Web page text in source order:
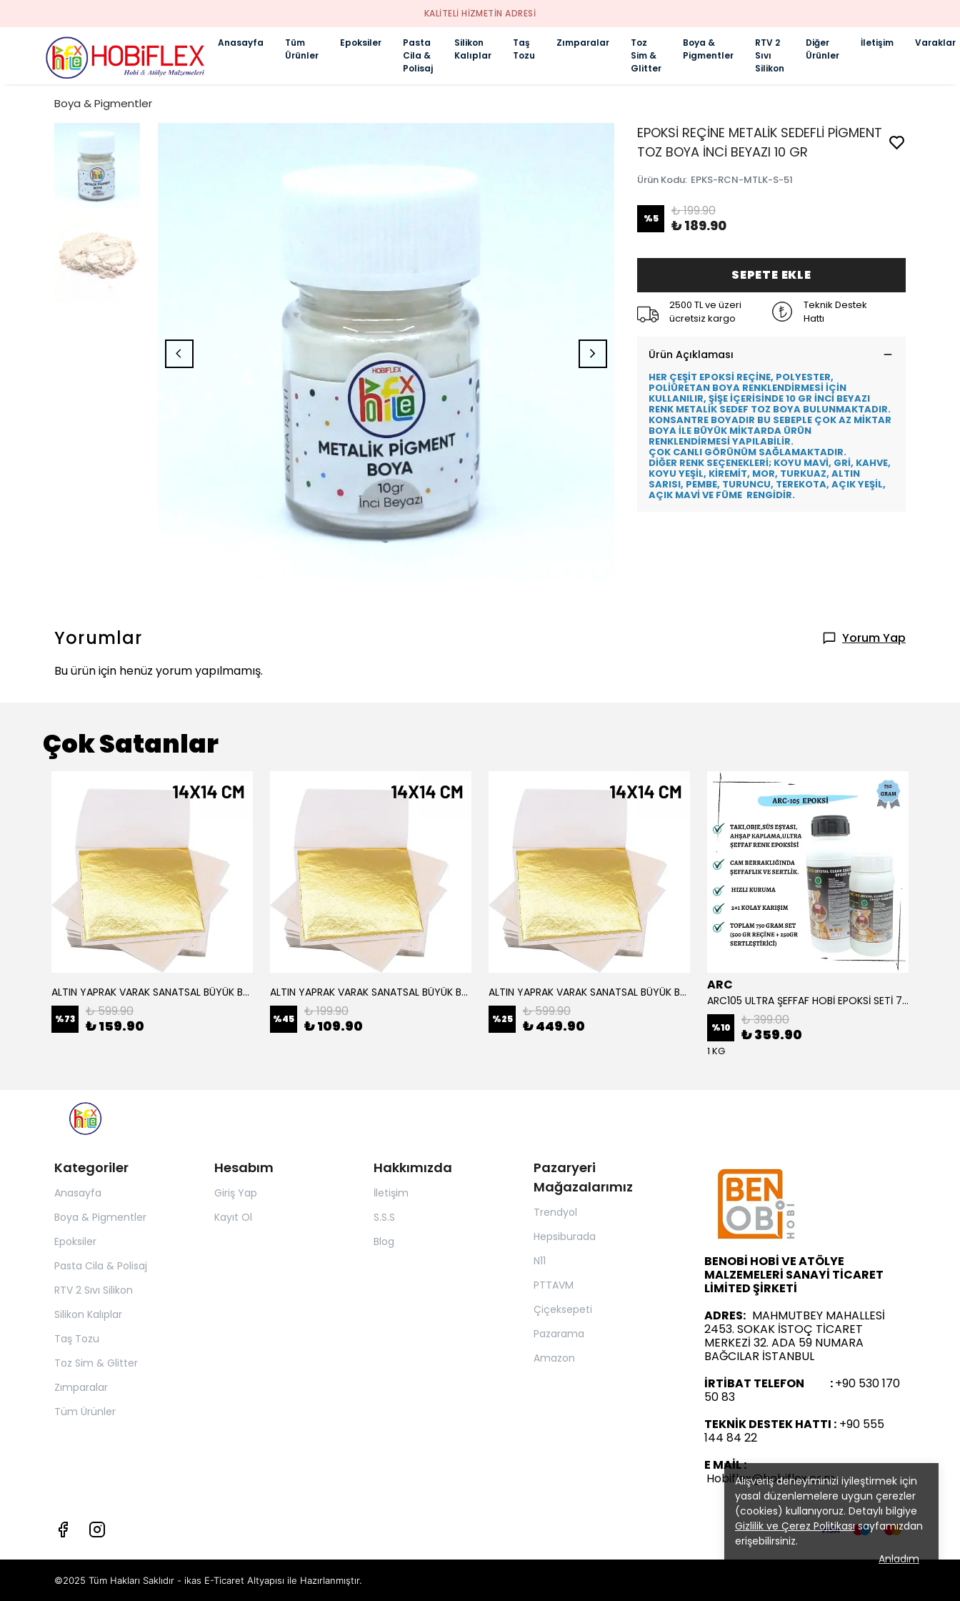
KALİTELİ HİZMETİN ADRESİ
Anasayfa
Tüm
Ürünler
Epoksiler
Pasta
Cila &
Polisaj
Silikon
Kalıplar
Taş
Tozu
Zımparalar
Toz
Sim &
Glitter
Boya &
Pigmentler
RTV 2
Sıvı
Silikon
Diğer
Ürünler
İletişim Varaklar
Alışveriş deneyiminizi iyileştirmek için
yasal düzenlemelere uygun çerezler
(cookies) kullanıyoruz. Detaylı bilgiye
Gizlilik ve Çerez Politikasısayfamızdan
erişebilirsiniz.
Anladım
Boya & Pigmentler
EPOKSİ REÇİNE METALİK SEDEFLİ PİGMENT
TOZ BOYA İNCİ BEYAZI 10 GR
Ürün Kodu: EPKS-RCN-MTLK-S-51
%5 ₺ 199.90
₺ 189.90
SEPETE EKLE
2500 TL ve üzeri
ücretsiz kargo
Teknik Destek
Hattı
Ürün Açıklaması
HER ÇEŞİT EPOKSİ REÇİNE, POLYESTER,
POLİÜRETAN BOYA RENKLENDİRMESİ İÇİN
KULLANILIR, ŞİŞE İÇERİSİNDE 10 GR İNCİ BEYAZI
RENK METALİK SEDEF TOZ BOYA BULUNMAKTADIR.
KONSANTRE BOYADIR BU SEBEPLE ÇOK AZ MİKTAR
BOYA İLE BÜYÜK MİKTARDA ÜRÜN
RENKLENDİRMESİ YAPILABİLİR.
ÇOK CANLI GÖRÜNÜM SAĞLAMAKTADIR.
DİĞER RENK SEÇENEKLERİ; KOYU MAVİ, GRİ, KAHVE,
KOYU YEŞİL, KİREMİT, MOR, TURKUAZ, ALTIN
SARISI, PEMBE, TURUNCU, TEREKOTA, AÇIK YEŞİL,
AÇIK MAVİ VE FÜME RENGİDİR.
Yorumlar
Yorum Yap
Bu ürün için henüz yorum yapılmamış.
Çok Satanlar
ALTIN YAPRAK VARAK SANATSAL BÜYÜK BOY FOLYO EPOKSİ REÇİNE NAİL ART 16 ADET 14X14 CM ALTIN RENK
%73 ₺ 599.90
₺ 159.90
ALTIN YAPRAK VARAK SANATSAL BÜYÜK BOY FOLYO EPOKSİ REÇİNE NAİL ART 8 ADET ALTIN RENK 14X14 CM
%45 ₺ 199.90
₺ 109.90
ALTIN YAPRAK VARAK SANATSAL BÜYÜK BOY FOLYO EPOKSİ REÇİNE NAİL ART 90 ADET 14X14 CM ALTIN RENK
%25 ₺ 599.90
₺ 449.90
ARC
ARC105 ULTRA ŞEFFAF HOBİ EPOKSİ SETİ 750 GRAM
%10 ₺ 399.00
₺ 359.90
1 KG
Kategoriler
Anasayfa
Boya & Pigmentler
Epoksiler
Pasta Cila & Polisaj
RTV 2 Sıvı Silikon
Silikon Kalıplar
Taş Tozu
Toz Sim & Glitter
Zımparalar
Tüm Ürünler
Hesabım
Giriş Yap
Kayıt Ol
Hakkımızda
İletişim
S.S.S
Blog
Pazaryeri
Mağazalarımız
Trendyol
Hepsiburada
N11
PTTAVM
Çiçeksepeti
Pazarama
Amazon
BENOBİ HOBİ VE ATÖLYE
MALZEMELERİ SANAYİ TİCARET
LİMİTED ŞİRKETİ
ADRES: MAHMUTBEY MAHALLESİ
2453. SOKAK İSTOÇ TİCARET
MERKEZİ 32. ADA 59 NUMARA
BAĞCILAR İSTANBUL
İRTİBAT TELEFON :+90 530 170
50 83
TEKNİK DESTEK HATTI : +90 555
144 84 22
E MAİL :
Hobiflex@hobiflex.com
©2025 Tüm Hakları Saklıdır - ikas E-Ticaret Altyapısı ile Hazırlanmıştır.